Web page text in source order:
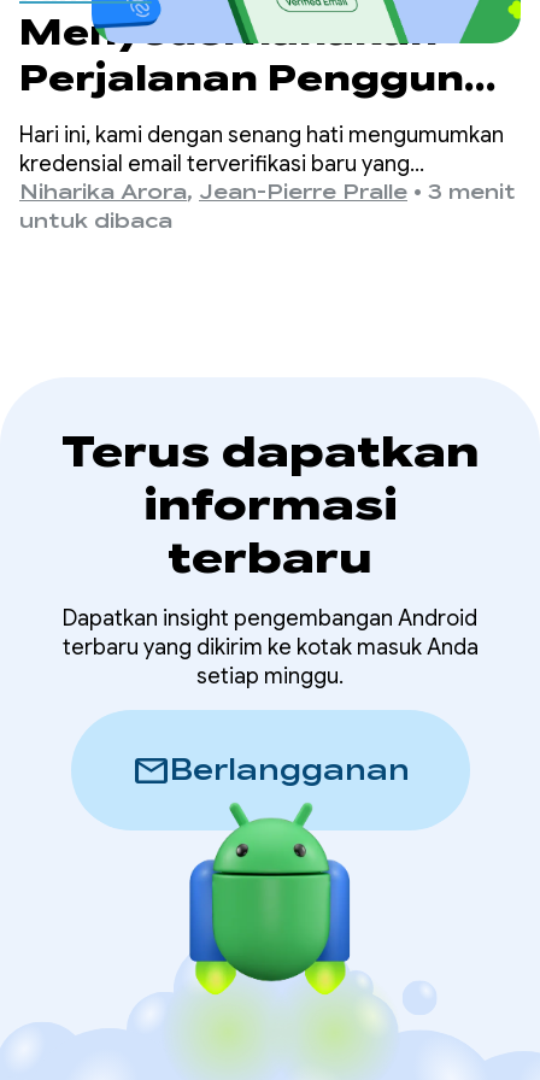
Menyederhanakan
Perjalanan Pengguna
dengan Email
Terverifikasi melalui
Credential Manager
Hari ini, kami dengan senang hati mengumumkan
kredensial email terverifikasi baru yang
dikeluarkan oleh Google, yang kini dapat diambil
langsung oleh developer dari Credential Manager
Niharika Arora, Jean-Pierre Pralle • 3 menit
untuk dibaca
Terus dapatkan
informasi
terbaru
Dapatkan insight pengembangan Android
terbaru yang dikirim ke kotak masuk Anda
setiap minggu.
mailBerlangganan